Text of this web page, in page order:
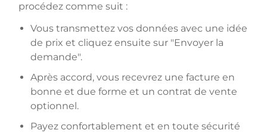
procédez comme suit :
Vous transmettez vos données avec une idée
de prix et cliquez ensuite sur "Envoyer la
demande".
Après accord, vous recevrez une facture en
bonne et due forme et un contrat de vente
optionnel.
Payez confortablement et en toute sécurité